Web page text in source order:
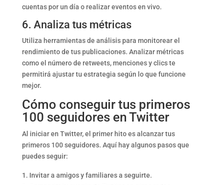
cuentas por un día o realizar eventos en vivo.
6. Analiza tus métricas
Utiliza herramientas de análisis para monitorear el
rendimiento de tus publicaciones. Analizar métricas
como el número de retweets, menciones y clics te
permitirá ajustar tu estrategia según lo que funcione
mejor.
Cómo conseguir tus primeros
100 seguidores en Twitter
Al iniciar en Twitter, el primer hito es alcanzar tus
primeros 100 seguidores. Aquí hay algunos pasos que
puedes seguir:
Invitar a amigos y familiares a seguirte.